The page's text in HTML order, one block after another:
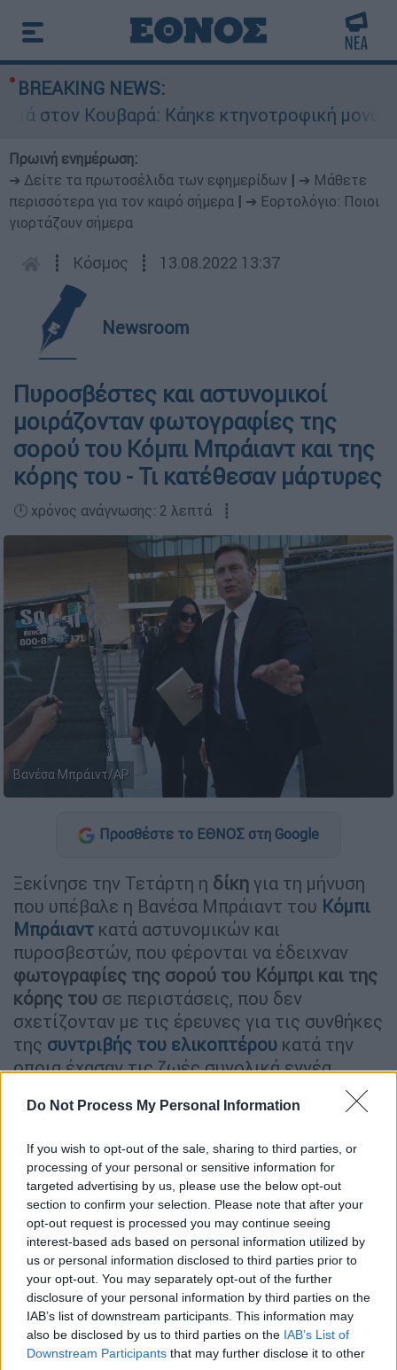
Do Not Process My Personal Information
If you wish to opt-out of the sale, sharing to third parties, or
processing of your personal or sensitive information for
targeted advertising by us, please use the below opt-out
section to confirm your selection. Please note that after your
opt-out request is processed you may continue seeing
interest-based ads based on personal information utilized by
us or personal information disclosed to third parties prior to
your opt-out. You may separately opt-out of the further
disclosure of your personal information by third parties on the
IAB’s list of downstream participants. This information may
also be disclosed by us to third parties on the IAB’s List of
Downstream Participants that may further disclose it to other
BREAKING NEWS:
Κουβαρά: Κάηκε κτηνοτροφική μονάδα -
Πρωινή ενημέρωση:
➔ Δείτε τα πρωτοσέλιδα των εφημερίδων
➔ Μάθετε
περισσότερα για τον καιρό σήμερα
➔ Εορτολόγιο: Ποιοι
γιορτάζουν σήμερα
┋ Κόσμος ┋ 13.08.2022 13:37
Newsroom
Πυροσβέστες και αστυνομικοί
μοιράζονταν φωτογραφίες της
σορού του Κόμπι Μπράιαντ και της
κόρης του - Τι κατέθεσαν μάρτυρες
🕛 χρόνος ανάγνωσης: 2 λεπτά ┋
Βανέσα Μπράιντ/AP
Προσθέστε το ΕΘΝΟΣ στη Google
Ξεκίνησε την Τετάρτη η δίκη για τη μήνυση
που υπέβαλε η Βανέσα Μπράιαντ του Κόμπι
Μπράιαντ κατά αστυνομικών και
πυροσβεστών, που φέρονται να έδειχναν
φωτογραφίες της σορού του Κόμπρι και της
κόρης του σε περιστάσεις, που δεν
σχετίζονταν με τις έρευνες για τις συνθήκες
της συντριβής του ελικοπτέρου κατά την
οποια έχασαν τις ζωές συνολικά εννέα
επειγόντων περιστατικών και σύζυγος ενός
πυροσβέστη στο Λος Άντζελες,Λουέλα
Γουΐρετερκατέθεσε στο δικαστήριο πως ο
πυροσβέστης Τόνι Ιμπρέντα έδειξε
φωτογραφίες κατά τη διάρκεια των
βραβείωνGolden Mikeστην Καλιφόρνια τον
Φεβρουάριο του 2020.
Η μάρτυρας εκτίμησε πως ο Ιμπρέντα έδειξε
τις φωτογραφίες για να κερδίσει την